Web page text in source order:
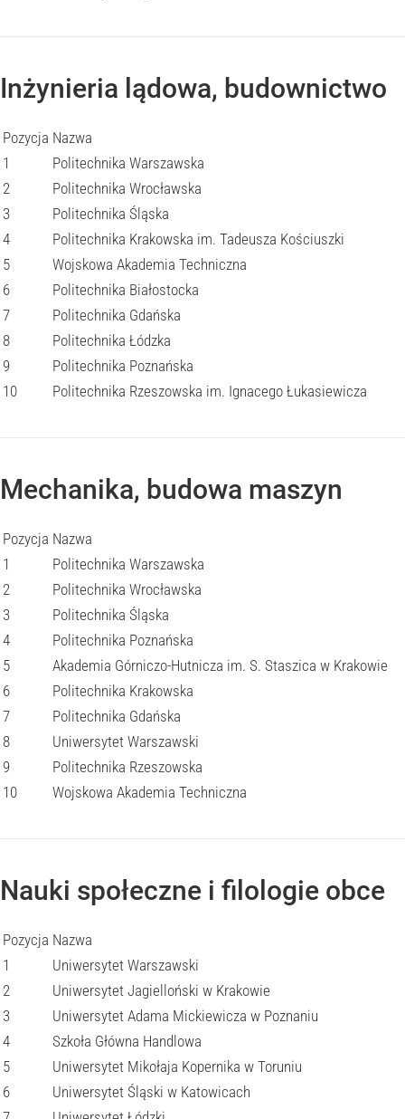
Inżynieria lądowa, budownictwo
Pozycja Nazwa
1
Politechnika Warszawska
2
Politechnika Wrocławska
3
Politechnika Śląska
4
Politechnika Krakowska im. Tadeusza Kościuszki
5
Wojskowa Akademia Techniczna
6
Politechnika Białostocka
7
Politechnika Gdańska
8
Politechnika Łódzka
9
Politechnika Poznańska
10
Politechnika Rzeszowska im. Ignacego Łukasiewicza
Mechanika, budowa maszyn
Pozycja Nazwa
1
Politechnika Warszawska
2
Politechnika Wrocławska
3
Politechnika Śląska
4
Politechnika Poznańska
5
Akademia Górniczo-Hutnicza im. S. Staszica w Krakowie
6
Politechnika Krakowska
7
Politechnika Gdańska
8
Uniwersytet Warszawski
9
Politechnika Rzeszowska
10
Wojskowa Akademia Techniczna
Nauki społeczne i filologie obce
Pozycja Nazwa
1
Uniwersytet Warszawski
2
Uniwersytet Jagielloński w Krakowie
3
Uniwersytet Adama Mickiewicza w Poznaniu
4
Szkoła Główna Handlowa
5
Uniwersytet Mikołaja Kopernika w Toruniu
6
Uniwersytet Śląski w Katowicach